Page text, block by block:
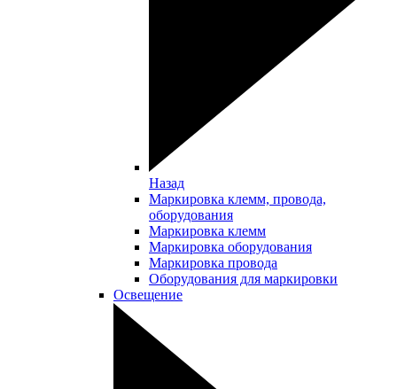
Назад
Маркировка клемм, провода,
оборудования
Маркировка клемм
Маркировка оборудования
Маркировка провода
Оборудования для маркировки
Освещение